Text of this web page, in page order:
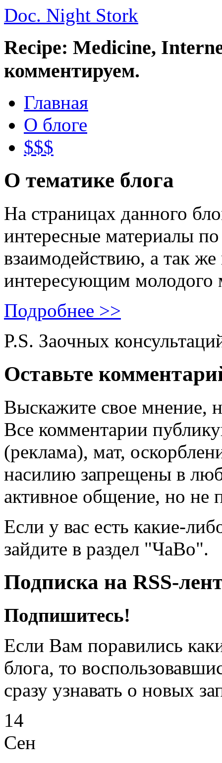
Doc. Night Stork
Recipe: Medicine,
комментируем.
Главная
О блоге
$$$
О тематике блога
На страницах данного
интересные материалы
взаимодействию, а так
интересующим молодого
Подробнее >>
P.S. Заочных
Оставьте
Выскажите свое мнение,
Все комментарии
(реклама), мат,
насилию запрещены в
активное общение, но не
Если у вас есть какие-
зайдите в раздел "ЧаВо".
Подписка на RSS-
Подпишитесь!
Если Вам поравились
блога, то
сразу узнавать о новых
14
Сен